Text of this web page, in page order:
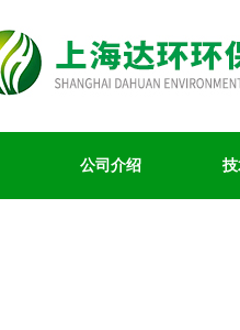
公司介绍